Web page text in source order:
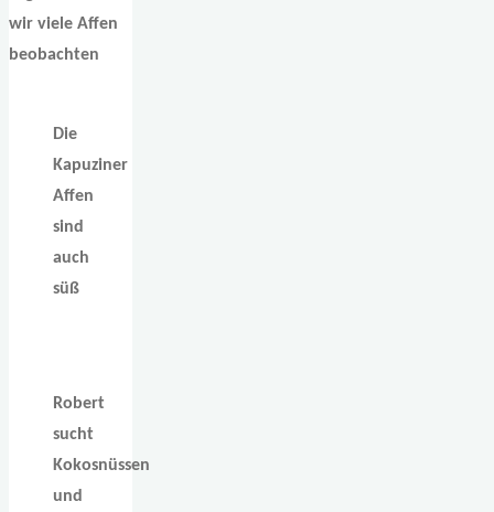
wir viele Affen
beobachten
Die
Kapuziner
Affen
sind
auch
süß
Robert
sucht
Kokosnüssen
und